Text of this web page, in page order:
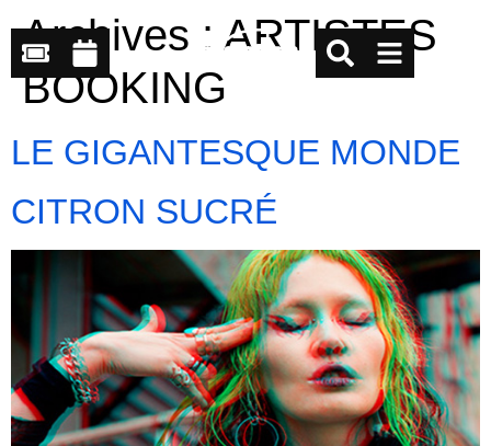
Archives : ARTISTES
BOOKING
LE GIGANTESQUE MONDE
CITRON SUCRÉ